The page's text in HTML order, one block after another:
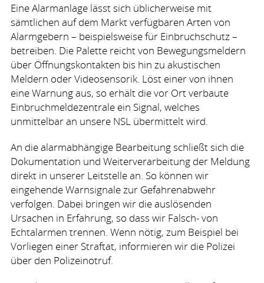
Eine Alarmanlage lässt sich üblicherweise mit
sämtlichen auf dem Markt verfügbaren Arten von
Alarmgebern – beispielsweise für Einbruchschutz –
betreiben. Die Palette reicht von Bewegungsmeldern
über Öffnungskontakten bis hin zu akustischen
Meldern oder Videosensorik. Löst einer von ihnen
eine Warnung aus, so erhält die vor Ort verbaute
Einbruchmeldezentrale ein Signal, welches
unmittelbar an unsere NSL übermittelt wird.
An die alarmabhängige Bearbeitung schließt sich die
Dokumentation und Weiterverarbeitung der Meldung
direkt in unserer Leitstelle an. So können wir
eingehende Warnsignale zur Gefahrenabwehr
verfolgen. Dabei bringen wir die auslösenden
Ursachen in Erfahrung, so dass wir Falsch- von
Echtalarmen trennen. Wenn nötig, zum Beispiel bei
Vorliegen einer Straftat, informieren wir die Polizei
über den Polizeinotruf.